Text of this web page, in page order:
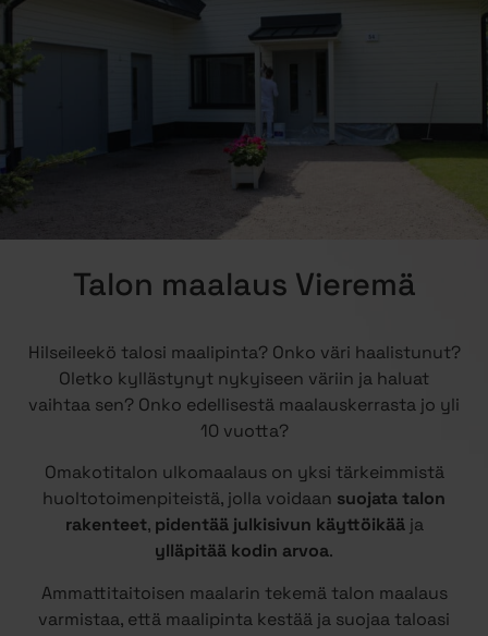
Talon maalaus Vieremä
Hilseileekö talosi maalipinta? Onko väri haalistunut?
Oletko kyllästynyt nykyiseen väriin ja haluat
vaihtaa sen? Onko edellisestä maalauskerrasta jo yli
10 vuotta?
Omakotitalon ulkomaalaus on yksi tärkeimmistä
huoltotoimenpiteistä, jolla voidaan suojata talon
rakenteet, pidentää julkisivun käyttöikääja
ylläpitää kodin arvoa.
Ammattitaitoisen maalarin tekemä talon maalaus
varmistaa, että maalipinta kestää ja suojaa taloasi